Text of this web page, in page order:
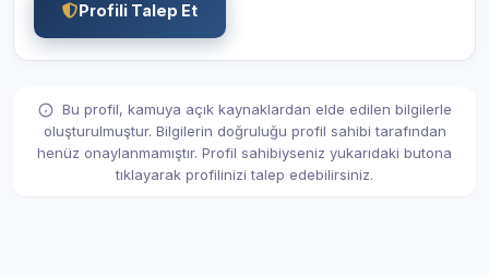
Profili Talep Et
Bu profil, kamuya açık kaynaklardan elde edilen bilgilerle
oluşturulmuştur. Bilgilerin doğruluğu profil sahibi tarafından
henüz onaylanmamıştır. Profil sahibiyseniz yukarıdaki butona
tıklayarak profilinizi talep edebilirsiniz.